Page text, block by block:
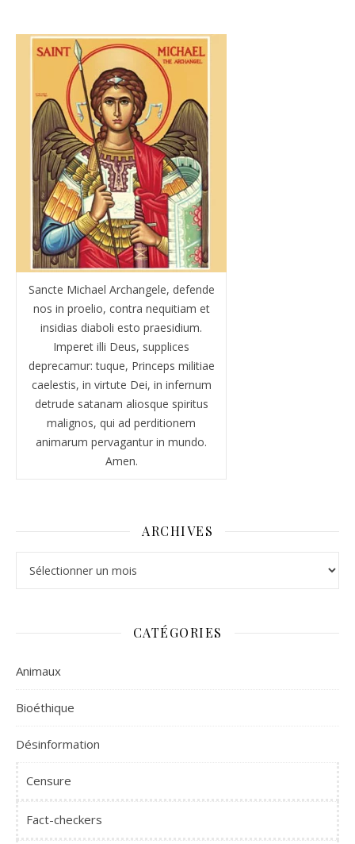
Sancte Michael Archangele, defende
nos in proelio, contra nequitiam et
insidias diaboli esto praesidium.
Imperet illi Deus, supplices
deprecamur: tuque, Princeps militiae
caelestis, in virtute Dei, in infernum
detrude satanam aliosque spiritus
malignos, qui ad perditionem
animarum pervagantur in mundo.
Amen.
ARCHIVES
CATÉGORIES
Animaux
Bioéthique
Désinformation
Censure
Fact-checkers